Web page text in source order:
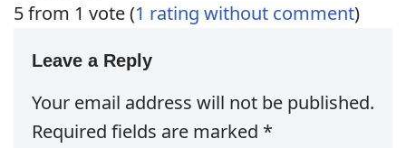
5 from 1 vote (1 rating without comment)
Leave a Reply
Your email address will not be published.
Required fields are marked *